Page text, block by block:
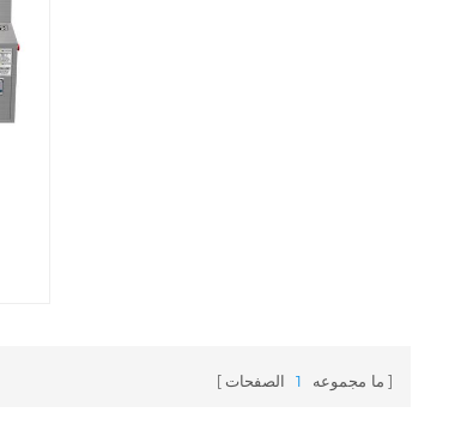
ما مجموعه 1 الصفحات